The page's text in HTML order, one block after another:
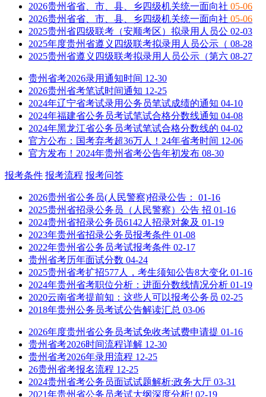
2026贵州省省、市、县、乡四级机关统一面向社 05-06
2026贵州省省、市、县、乡四级机关统一面向社 05-06
2025贵州省四级联考（安顺考区）拟录用人员公 02-03
2025年度贵州省遵义四级联考拟录用人员公示（ 08-28
2025贵州省遵义四级联考拟录用人员公示（第六 08-27
贵州省考2026录用通知时间 12-30
2026贵州省考笔试时间通知 12-25
2024年辽宁省考试录用公务员笔试成绩的通知 04-10
2024年福建省公务员考试笔试合格分数线通知 04-08
2024年黑龙江省公务员考试笔试合格分数线的 04-02
官方公布：国考弃考超36万人！24年省考时间 12-06
官方发布！2024年贵州省考公告年初发布 08-30
报考条件 报考流程 报考问答
2026贵州省公务员(人民警察)招录公告： 01-16
2025贵州省招录公务员（人民警察）公告 招 01-16
2024贵州省招录公务员6142人招录对象及 01-19
2023年贵州省招录公务员报考条件 01-08
2022年贵州省公务员考试报考条件 02-17
贵州省考历年面试分数 04-24
2025贵州省考扩招577人，考生须知公告8大变化 01-16
2024年贵州省考职位分析：进面分数线情况分析 01-19
2020云南省考提前知：这些人可以报考公务员 02-25
2018年贵州公务员考试公告解读汇总 03-06
2026年度贵州省公务员考试免收考试费申请提 01-16
贵州省考2026时间流程详解 12-30
贵州省考2026年录用流程 12-25
26贵州省考报名流程 12-25
2024贵州省考公务员面试试题解析:政务大厅 03-31
2021年贵州省公务员考试大纲深度分析! 02-19